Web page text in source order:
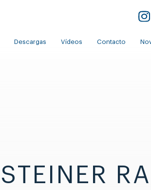
Descargas Vídeos Contacto
STEINER